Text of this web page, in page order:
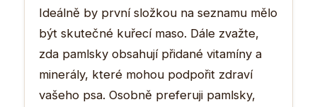
Ideálně by první složkou na seznamu mělo
být skutečné kuřecí maso. Dále zvažte,
zda pamlsky obsahují přidané vitamíny a
minerály, které mohou podpořit zdraví
vašeho psa. Osobně preferuji pamlsky,